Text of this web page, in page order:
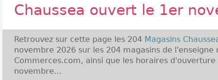
Chaussea ouvert le 1er
Retrouvez sur cette page les 204 Magasins
novembre 2026 sur les 204 magasins de l'enseigne
Commerces.com, ainsi que les horaires d'ouverture
novembre...